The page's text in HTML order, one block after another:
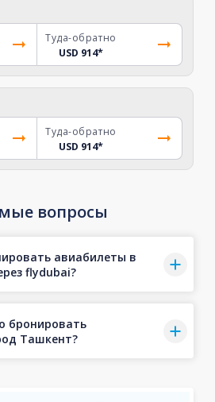
Туда-обратно
USD 914*
Туда-обратно
USD 914*
вопросы
авиабилеты в
flydubai?
бронировать
Ташкент?